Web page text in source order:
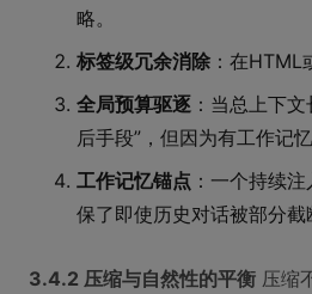
略。
标签级冗余消除 ：在
全局预算驱逐 ：当总上下
后手段”，但因为有工作记
工作记忆锚点 ：一个持续
保了即使历史对话被部分
3.4.2 压缩与自然性的平衡 压缩